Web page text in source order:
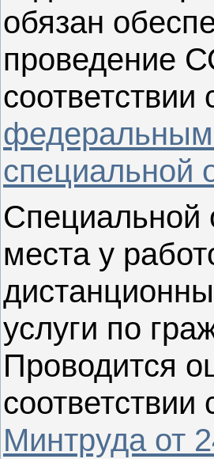
обязан
проведение
соответствии
специальной
Специальной
места у
услуги по
Проводится
соответствии
Минтруда от